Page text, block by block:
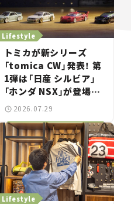
トミカが新シリーズ
「tomica CW」発表！ 第
1弾は「日産 シルビア」
「ホンダ NSX」が登場。
世界が注目す
とホビー】
Lifestyle
2026.07.29
Lifestyle